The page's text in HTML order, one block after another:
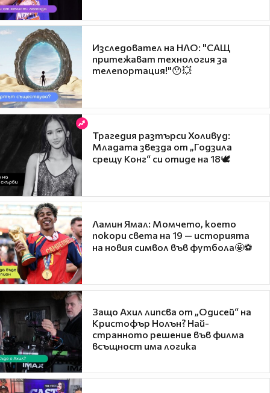
Изследовател на НЛО: "САЩ
притежават технология за
телепортация!"😯💥
Трагедия разтърси Холивуд:
Младата звезда от „Годзила
срещу Конг“ си отиде на 18🕊️
Ламин Ямал: Момчето, което
покори света на 19 — историята
на новия символ във футбола🤩⚽
Защо Ахил липсва от „Одисей“ на
Кристофър Нолън? Най-
странното решение във филма
всъщност има логика